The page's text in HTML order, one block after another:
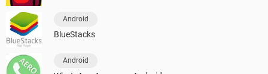
Android
BlueStacks
Android